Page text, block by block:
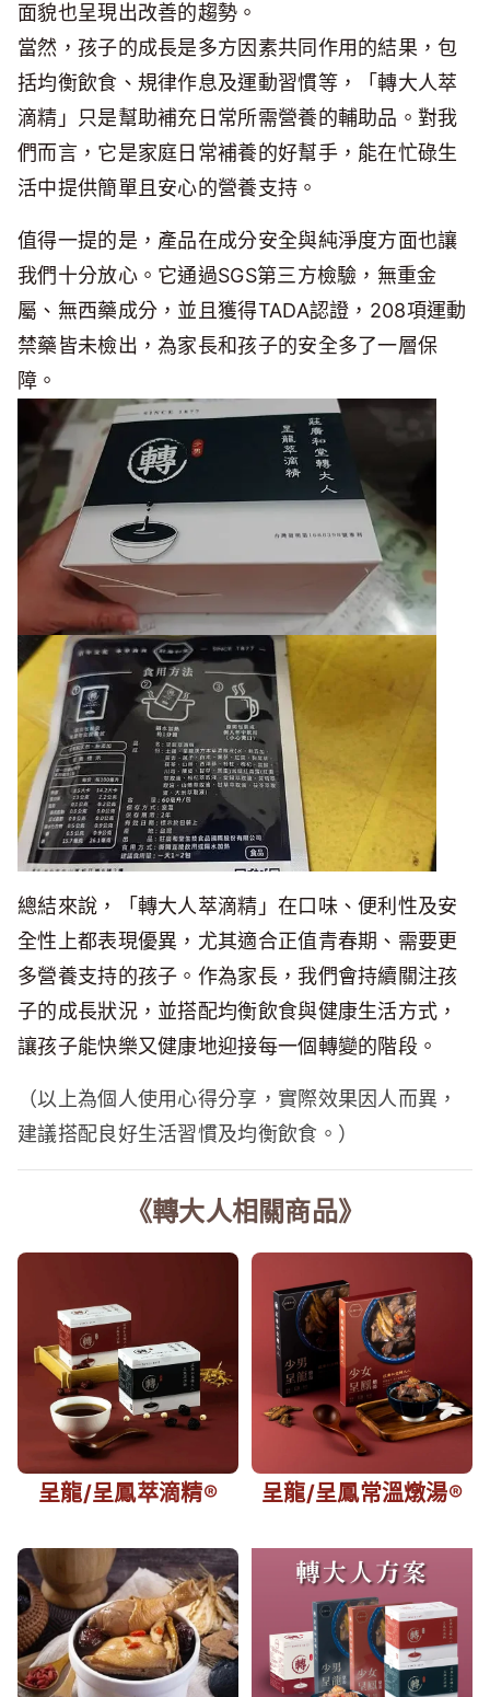
面貌也呈現出改善的趨勢。
當然，孩子的成長是多方因素共同作用的結果，包
括均衡飲食、規律作息及運動習慣等，「轉大人萃
滴精」只是幫助補充日常所需營養的輔助品。對我
們而言，它是家庭日常補養的好幫手，能在忙碌生
活中提供簡單且安心的營養支持。
值得一提的是，產品在成分安全與純淨度方面也讓
我們十分放心。它通過SGS第三方檢驗，無重金
屬、無西藥成分，並且獲得TADA認證，208項運動
禁藥皆未檢出，為家長和孩子的安全多了一層保
障。
總結來說，「轉大人萃滴精」在口味、便利性及安
全性上都表現優異，尤其適合正值青春期、需要更
多營養支持的孩子。作為家長，我們會持續關注孩
子的成長狀況，並搭配均衡飲食與健康生活方式，
讓孩子能快樂又健康地迎接每一個轉變的階段。
（以上為個人使用心得分享，實際效果因人而異，
建議搭配良好生活習慣及均衡飲食。）
《轉大人相關商品》
呈龍/呈鳳萃滴精® 呈龍/呈鳳常溫燉湯®